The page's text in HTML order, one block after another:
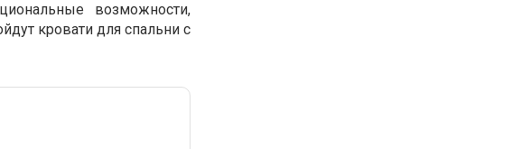
возможности,
кровати для спальни с